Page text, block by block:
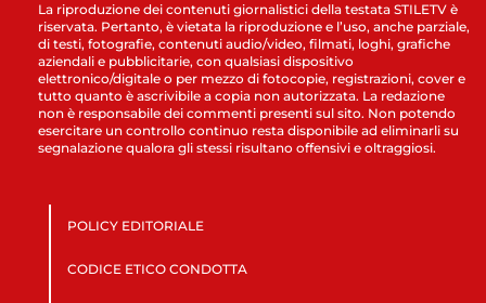
La riproduzione dei contenuti giornalistici della testata STILETV è
riservata. Pertanto, è vietata la riproduzione e l’uso, anche parziale,
di testi, fotografie, contenuti audio/video, filmati, loghi, grafiche
aziendali e pubblicitarie, con qualsiasi dispositivo
elettronico/digitale o per mezzo di fotocopie, registrazioni, cover e
tutto quanto è ascrivibile a copia non autorizzata. La redazione
non è responsabile dei commenti presenti sul sito. Non potendo
esercitare un controllo continuo resta disponibile ad eliminarli su
segnalazione qualora gli stessi risultano offensivi e oltraggiosi.
POLICY EDITORIALE
CODICE ETICO CONDOTTA